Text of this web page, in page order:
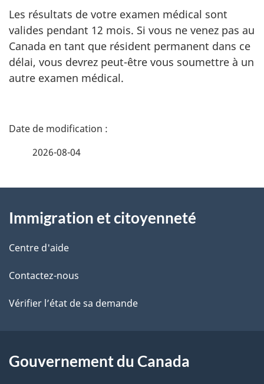
Les résultats de votre examen médical sont
valides pendant 12 mois. Si vous ne venez pas au
Canada en tant que résident permanent dans ce
délai, vous devrez peut-être vous soumettre à un
autre examen médical.
D
i
l
s
d
l
2026-08-04
propos
de
ce
site
Immigration et citoyenneté
Centre d'aide
Contactez-nous
Vérifier l’état de sa demande
Gouvernement du Canada